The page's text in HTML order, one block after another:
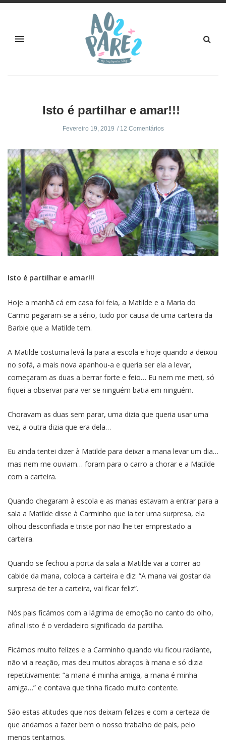
Isto é partilhar e amar!!!
Fevereiro 19, 2019 12 Comentários
Isto é partilhar e amar!!!
Hoje a manhã cá em casa foi feia, a Matilde e a Maria do
Carmo pegaram-se a sério, tudo por causa de uma carteira da
Barbie que a Matilde tem.
A Matilde costuma levá-la para a escola e hoje quando a deixou
no sofá, a mais nova apanhou-a e queria ser ela a levar,
começaram as duas a berrar forte e feio… Eu nem me meti, só
fiquei a observar para ver se ninguém batia em ninguém.
Choravam as duas sem parar, uma dizia que queria usar uma
vez, a outra dizia que era dela…
Eu ainda tentei dizer à Matilde para deixar a mana levar um dia…
mas nem me ouviam… foram para o carro a chorar e a Matilde
com a carteira.
Quando chegaram à escola e as manas estavam a entrar para a
sala a Matilde disse à Carminho que ia ter uma surpresa, ela
olhou desconfiada e triste por não lhe ter emprestado a
carteira.
Quando se fechou a porta da sala a Matilde vai a correr ao
cabide da mana, coloca a carteira e diz: “A mana vai gostar da
surpresa de ter a carteira, vai ficar feliz”.
Nós pais ficámos com a lágrima de emoção no canto do olho,
afinal isto é o verdadeiro significado da partilha.
Ficámos muito felizes e a Carminho quando viu ficou radiante,
não vi a reação, mas deu muitos abraços à mana e só dizia
repetitivamente: “a mana é minha amiga, a mana é minha
amiga…” e contava que tinha ficado muito contente.
São estas atitudes que nos deixam felizes e com a certeza de
que andamos a fazer bem o nosso trabalho de pais, pelo
menos tentamos.